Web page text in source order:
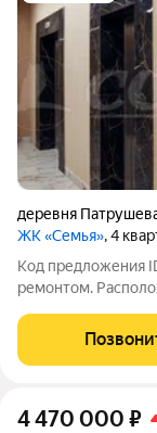
деревня
ЖК «Семья», 4
Код предложения
ремонтом.
с использованием
материалов. В
4 470 000 ₽